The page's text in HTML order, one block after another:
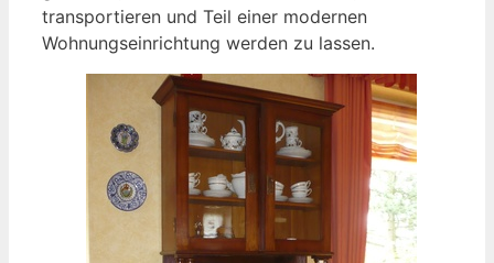
transportieren und Teil einer modernen
Wohnungseinrichtung werden zu lassen.